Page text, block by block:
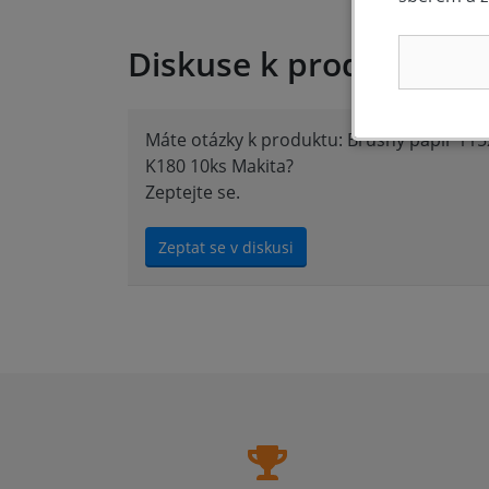
Diskuse k produktu (0)
Máte otázky k produktu: Brusný papír
K180 10ks Makita?
Zeptejte se.
Zeptat se v diskusi